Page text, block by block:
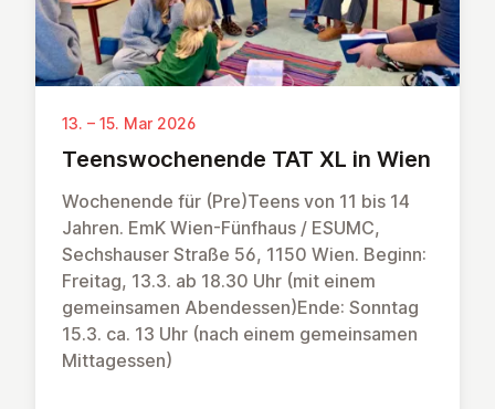
13. – 15. Mar 2026
Teens­wochen­ende TAT XL in Wien
Wochenende für (Pre)Teens von 11 bis 14
Jahren. EmK Wien-Fünfhaus / ESUMC,
Sechshauser Straße 56, 1150 Wien. Beginn:
Freitag, 13.3. ab 18.30 Uhr (mit einem
gemeinsamen Abendessen)Ende: Sonntag
15.3. ca. 13 Uhr (nach einem gemeinsamen
Mittagessen)